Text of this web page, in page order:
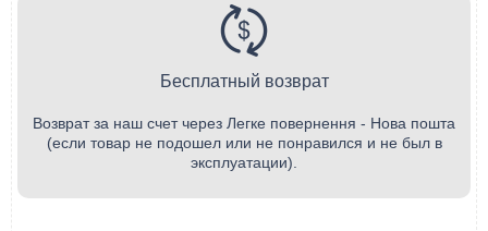
Бесплатный возврат
Возврат за наш счет через Легке повернення - Нова пошта
(если товар не подошел или не понравился и не был в
эксплуатации).